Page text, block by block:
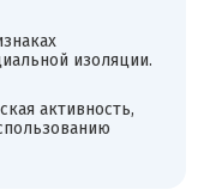
изоляции.
активность,